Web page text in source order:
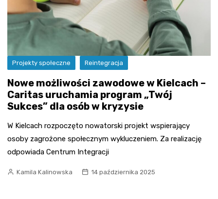
Projekty społeczne Reintegracja
Nowe możliwości zawodowe w Kielcach –
Caritas uruchamia program „Twój
Sukces” dla osób w kryzysie
W Kielcach rozpoczęto nowatorski projekt wspierający
osoby zagrożone społecznym wykluczeniem. Za realizację
odpowiada Centrum Integracji
Kamila Kalinowska 14 października 2025